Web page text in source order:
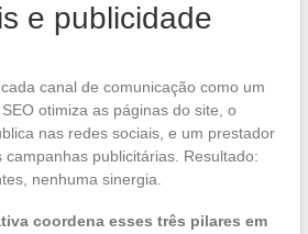
e publicidade
canal de comunicação como um
otimiza as páginas do site, o
nas redes sociais, e um prestador
publicitárias. Resultado:
nenhuma sinergia.
coordena esses três pilares em